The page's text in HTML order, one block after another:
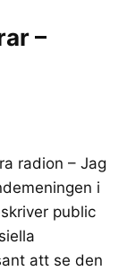
–
radion – Jag
i
public
att se den